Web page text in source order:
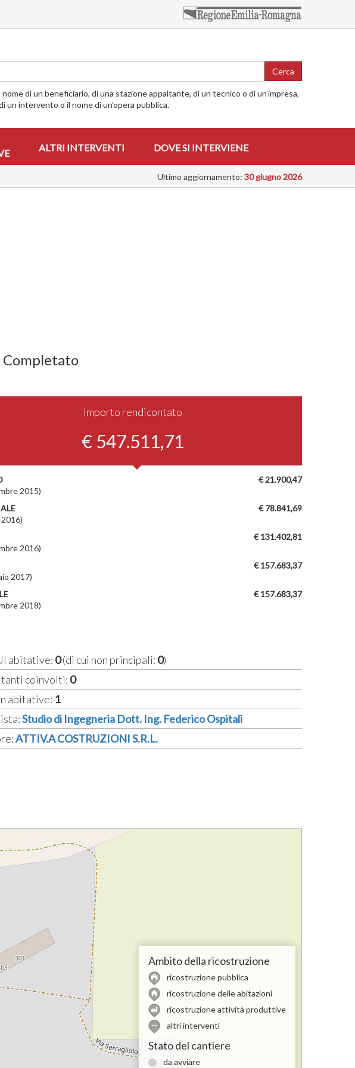
Cerca
di un beneficiario, di una stazione appaltante, di un tecnico o di un’impresa,
un intervento o il nome di un’opera pubblica.
ALTRI INTERVENTI DOVE SI INTERVIENE
Ultimo aggiornamento: 30 giugno 2026
Importo rendicontato
€ 547.511,71
€ 21.900,47
2015)
€ 78.841,69
€ 131.402,81
2016)
€ 157.683,37
2017)
€ 157.683,37
2018)
abitative: 0(di cui non principali: 0)
coinvolti: 0
abitative: 1
Studio di Ingegneria Dott. Ing. Federico Ospitali
ATTIV.A COSTRUZIONI S.R.L.
Ambito della ricostruzione
ricostruzione pubblica
ricostruzione delle abitazioni
ricostruzione attività produttive
altri interventi
Stato del cantiere
da avviare